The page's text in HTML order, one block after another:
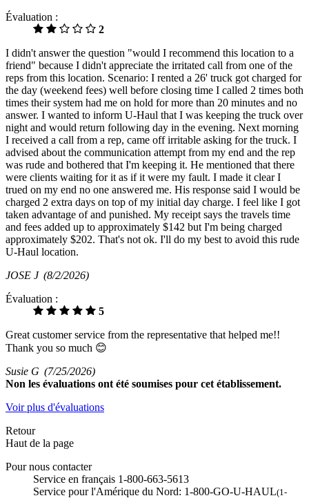
Évaluation :
2
I didn't answer the question "would I recommend this location to a
friend" because I didn't appreciate the irritated call from one of the
reps from this location. Scenario: I rented a 26' truck got charged for
the day (weekend fees) well before closing time I called 2 times both
times their system had me on hold for more than 20 minutes and no
answer. I wanted to inform U-Haul that I was keeping the truck over
night and would return following day in the evening. Next morning
I received a call from a rep, came off irritable asking for the truck. I
advised about the communication attempt from my end and the rep
was rude and bothered that I'm keeping it. He mentioned that there
were clients waiting for it as if it were my fault. I made it clear I
trued on my end no one answered me. His response said I would be
charged 2 extra days on top of my initial day charge. I feel like I got
taken advantage of and punished. My receipt says the travels time
and fees added up to approximately $142 but I'm being charged
approximately $202. That's not ok. I'll do my best to avoid this rude
U-Haul location.
JOSE J (8/2/2026)
Évaluation :
5
Great customer service from the representative that helped me!!
Thank you so much 😊
Susie G (7/25/2026)
Non les évaluations ont été soumises pour cet établissement.
Voir plus d'évaluations
Retour
Haut de la page
Pour nous contacter
Service en français 1-800-663-5613
Service pour l'Amérique du Nord: 1-800-GO-U-HAUL(1-